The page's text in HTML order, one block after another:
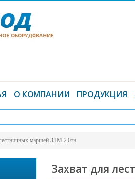
О КОМПАНИИ ПРОДУКЦИЯ
маршей ЗЛМ 2,0тн
Захват для